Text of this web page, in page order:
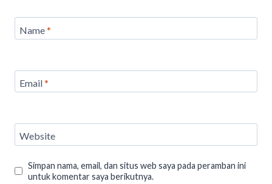
Name*
Email*
Website
Simpan nama, email, dan situs web saya pada peramban ini
untuk komentar saya berikutnya.